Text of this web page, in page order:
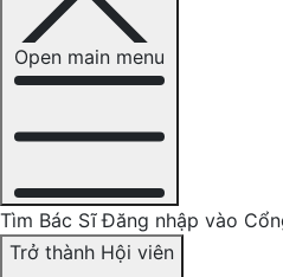
Open main menu
Tìm Bác Sĩ Đăng nhập vào
Trở thành Hội viên